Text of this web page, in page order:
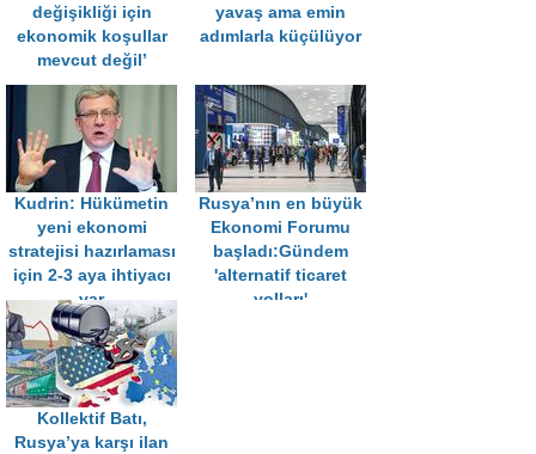
değişikliği için
ekonomik koşullar
mevcut değil’
yavaş ama emin
adımlarla küçülüyor
Kudrin: Hükümetin
yeni ekonomi
stratejisi hazırlaması
için 2-3 aya ihtiyacı
var
Rusya’nın en büyük
Ekonomi Forumu
başladı:Gündem
'alternatif ticaret
yolları'
Kollektif Batı,
Rusya’ya karşı ilan